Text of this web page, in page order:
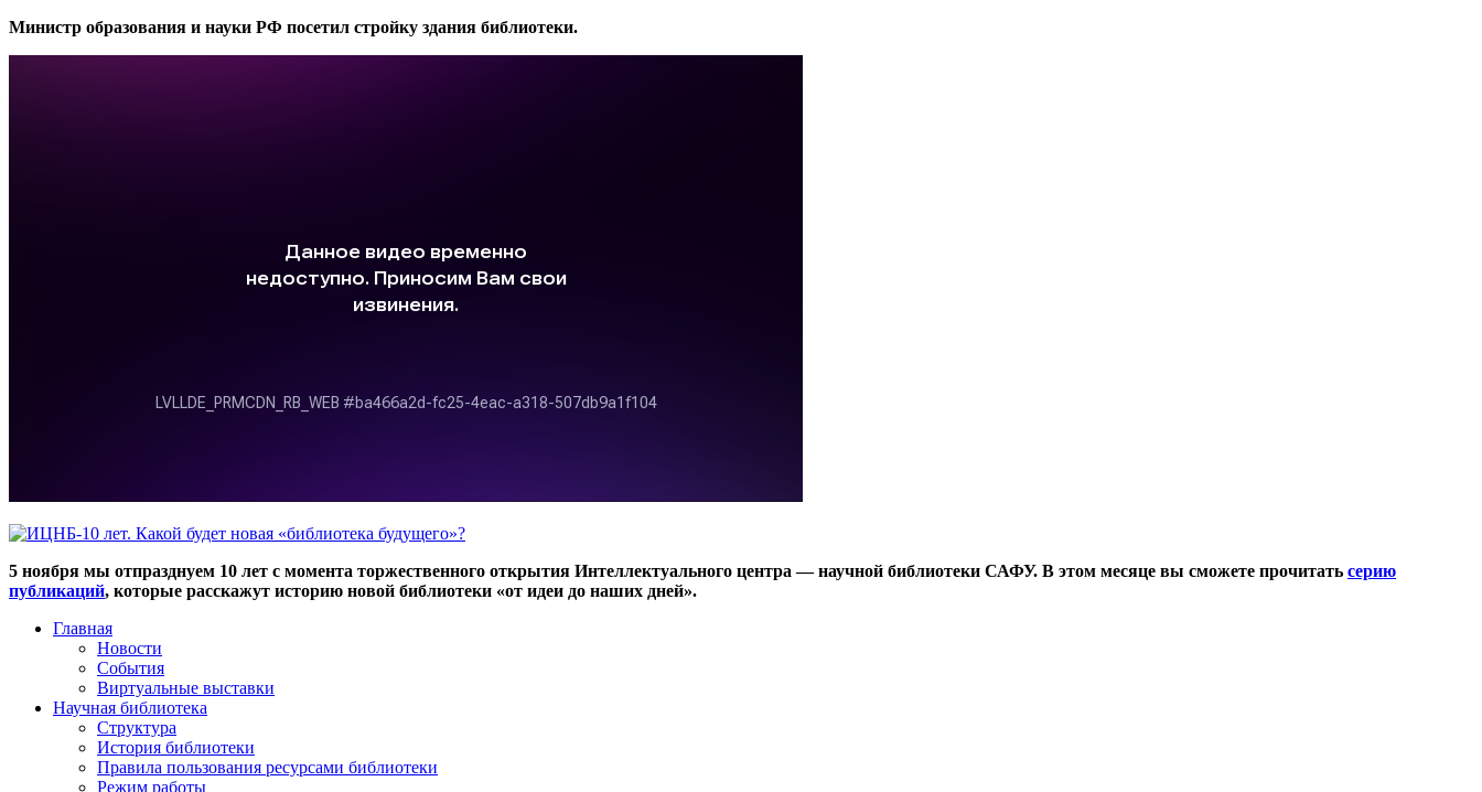
Министр образования и науки РФ посетил стройку здания библиотеки.
5 ноября мы отпразднуем 10 лет с момента торжественного открытия Интеллектуального центра — научной библиотеки САФУ. В этом месяце вы сможете прочитать серию
публикаций, которые расскажут историю новой библиотеки «от идеи до наших дней».
Главная
Новости
События
Виртуальные выставки
Научная библиотека
Структура
История библиотеки
Правила пользования ресурсами библиотеки
Режим работы